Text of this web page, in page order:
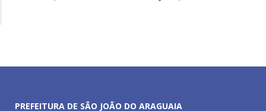
PREFEITURA DE SÃO JOÃO DO ARAGUAIA